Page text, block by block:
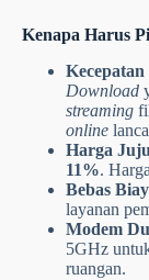
Kenapa Harus
Download
streaming
online
Harga
11%.
Bebas
layanan
Modem
5GHz
ruangan.